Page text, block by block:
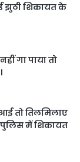
झुठी शिकायत के
गा पाया तो
तो तिलमिलाए
में शिकायत